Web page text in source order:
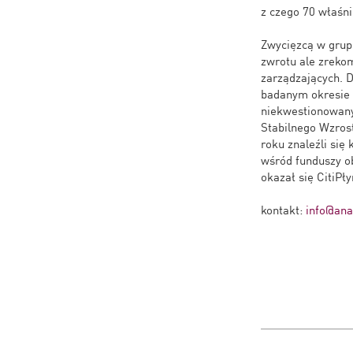
z czego 70
Zwycięzcą w
zwrotu ale
zarządzających.
badanym
Stabilnego
roku znaleźli się
wśród funduszy
okazał się
kontakt: